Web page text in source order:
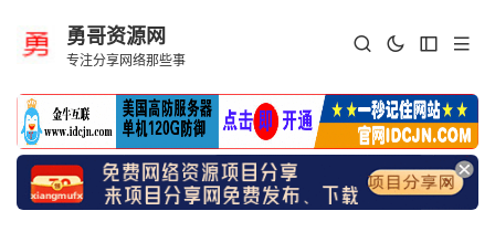
勇哥资源网
专注分享网络那些事